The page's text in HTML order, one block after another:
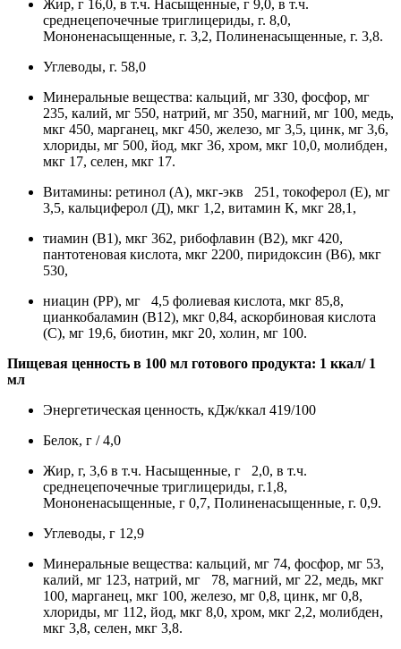
Жир, г 16,0, в т.ч. Насыщенные, г 9,0, в т.ч.
среднецепочечные триглицериды, г. 8,0,
Мононенасыщенные, г. 3,2, Полиненасыщенные, г. 3,8.
Углеводы, г. 58,0
Минеральные вещества: кальций, мг 330, фосфор, мг
235, калий, мг 550, натрий, мг 350, магний, мг 100, медь,
мкг 450, марганец, мкг 450, железо, мг 3,5, цинк, мг 3,6,
хлориды, мг 500, йод, мкг 36, хром, мкг 10,0, молибден,
мкг 17, селен, мкг 17.
Витамины: ретинол (А), мкг-экв 251, токоферол (Е), мг
3,5, кальциферол (Д), мкг 1,2, витамин К, мкг 28,1,
тиамин (В1), мкг 362, рибофлавин (В2), мкг 420,
пантотеновая кислота, мкг 2200, пиридоксин (В6), мкг
530,
ниацин (РР), мг 4,5 фолиевая кислота, мкг 85,8,
цианкобаламин (В12), мкг 0,84, аскорбиновая кислота
(С), мг 19,6, биотин, мкг 20, холин, мг 100.
Пищевая ценность в 100 мл готового продукта: 1 ккал/ 1
мл
Энергетическая ценность, кДж/ккал 419/100
Белок, г / 4,0
Жир, г, 3,6 в т.ч. Насыщенные, г 2,0, в т.ч.
среднецепочечные триглицериды, г.1,8,
Мононенасыщенные, г 0,7, Полиненасыщенные, г. 0,9.
Углеводы, г 12,9
Минеральные вещества: кальций, мг 74, фосфор, мг 53,
калий, мг 123, натрий, мг 78, магний, мг 22, медь, мкг
100, марганец, мкг 100, железо, мг 0,8, цинк, мг 0,8,
хлориды, мг 112, йод, мкг 8,0, хром, мкг 2,2, молибден,
мкг 3,8, селен, мкг 3,8.